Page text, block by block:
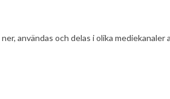
användas och delas i olika